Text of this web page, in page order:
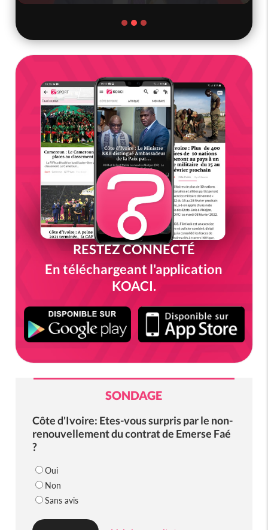
RESTEZ CONNECTÉ
En téléchargeant l'application
KOACI.
SONDAGE
Côte d'Ivoire: Etes-vous surpris par le non-
renouvellement du contrat de Emerse Faé
?
Oui
Non
Sans avis